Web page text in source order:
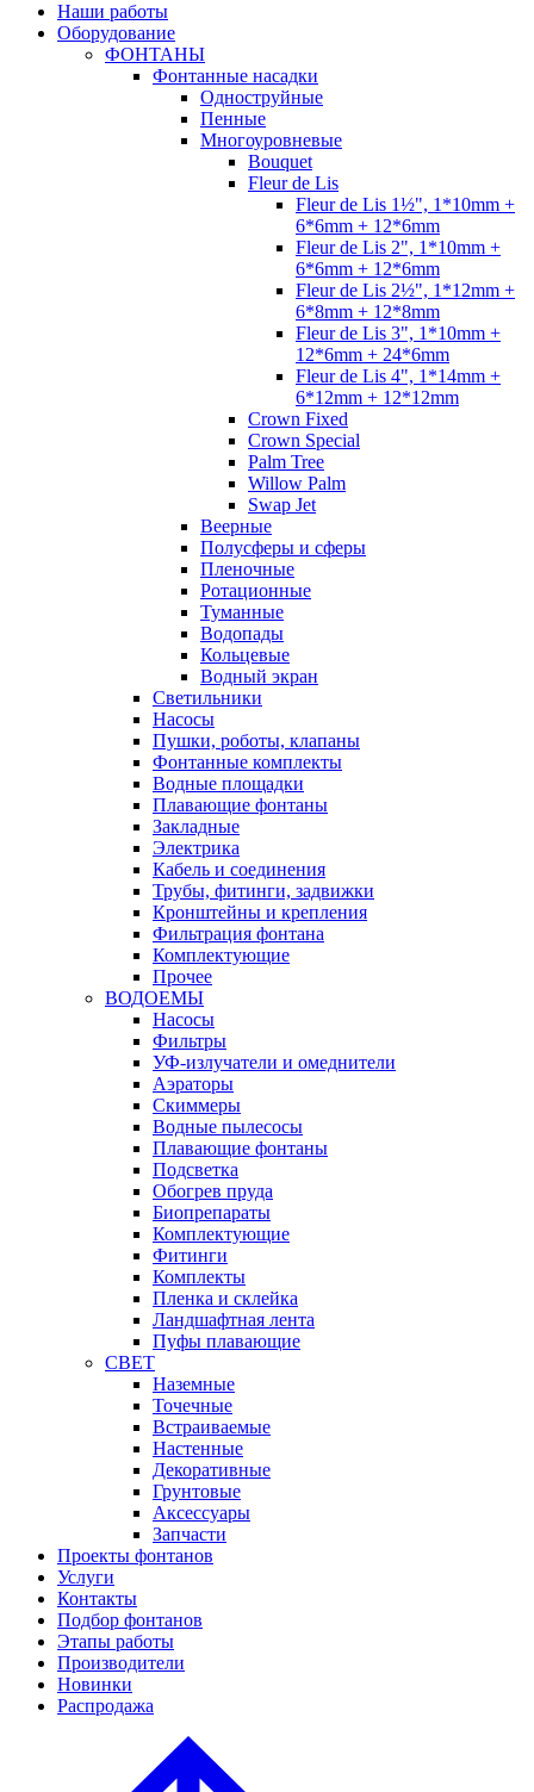
Наши работы
Оборудование
ФОНТАНЫ
Фонтанные насадки
Одноструйные
Пенные
Многоуровневые
Bouquet
Fleur de Lis
Fleur de Lis 1½", 1*10mm +
6*6mm + 12*6mm
Fleur de Lis 2", 1*10mm +
6*6mm + 12*6mm
Fleur de Lis 2½", 1*12mm +
6*8mm + 12*8mm
Fleur de Lis 3", 1*10mm +
12*6mm + 24*6mm
Fleur de Lis 4", 1*14mm +
6*12mm + 12*12mm
Crown Fixed
Crown Special
Palm Tree
Willow Palm
Swap Jet
Веерные
Полусферы и сферы
Пленочные
Ротационные
Туманные
Водопады
Кольцевые
Водный экран
Cветильники
Насосы
Пушки, роботы, клапаны
Фонтанные комплекты
Водные площадки
Плавающие фонтаны
Закладные
Электрика
Кабель и соединения
Трубы, фитинги, задвижки
Кронштейны и крепления
Фильтрация фонтана
Комплектующие
Прочее
ВОДОЕМЫ
Насосы
Фильтры
УФ-излучатели и омеднители
Аэраторы
Cкиммеры
Водные пылесосы
Плавающие фонтаны
Подсветка
Обогрев пруда
Биопрепараты
Комплектующие
Фитинги
Комплекты
Пленка и склейка
Ландшафтная лента
Пуфы плавающие
СВЕТ
Наземные
Точечные
Встраиваемые
Настенные
Декоративные
Грунтовые
Аксессуары
Запчасти
Проекты фонтанов
Услуги
Контакты
Подбор фонтанов
Этапы работы
Производители
Новинки
Распродажа